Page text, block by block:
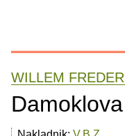
WILLEM